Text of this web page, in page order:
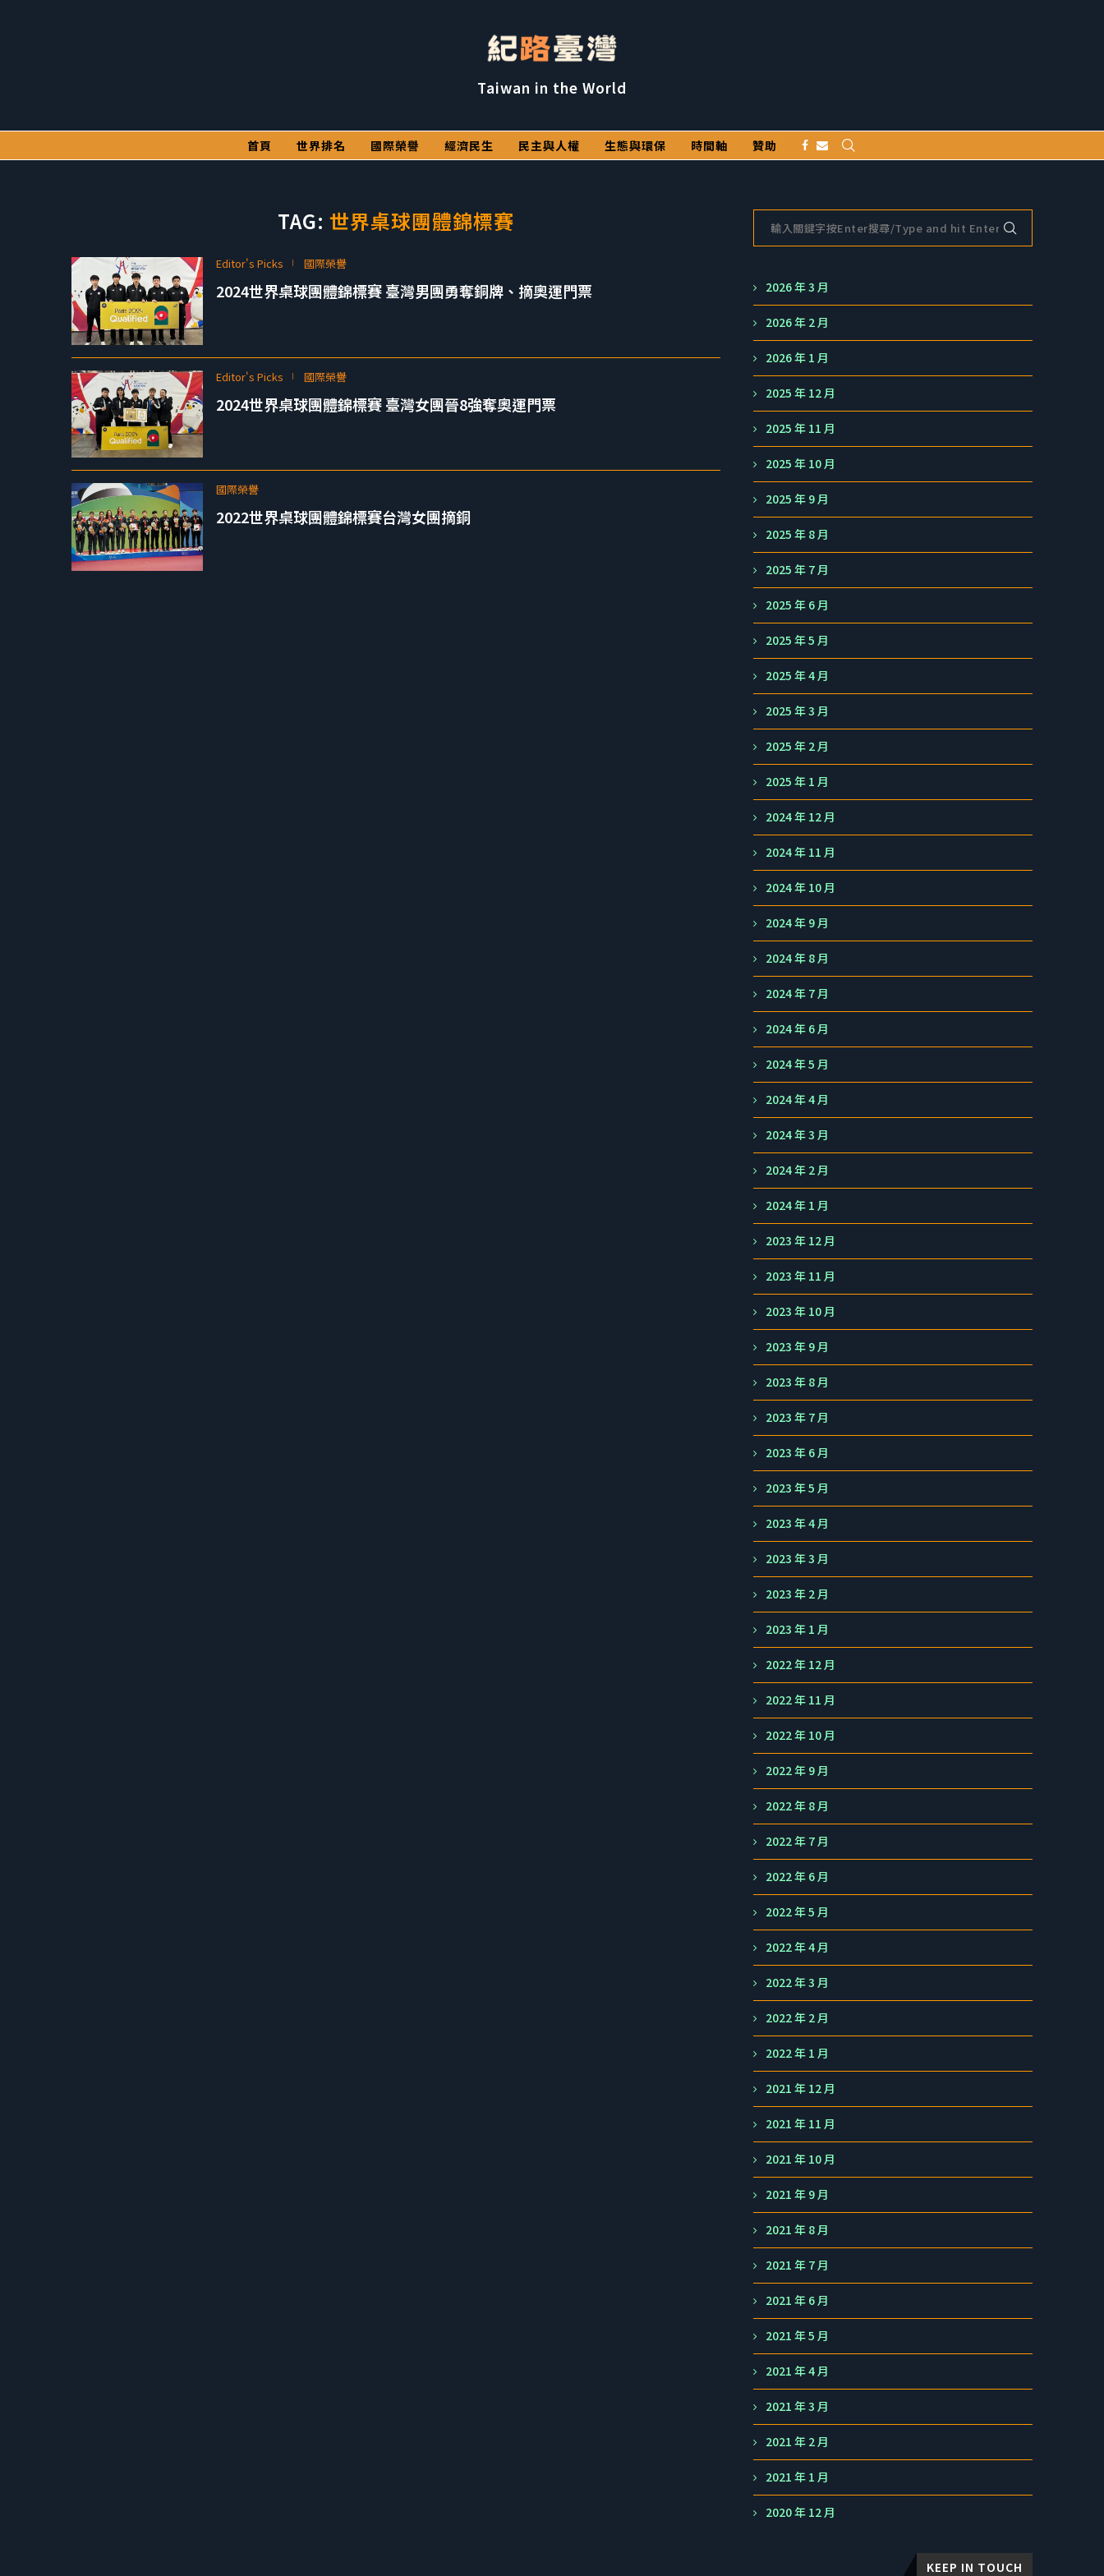
Taiwan in the World
首頁 世界排名 國際榮譽 經濟民生 民主與人權 生態與環保 時間軸 贊助
TAG: 世界桌球團體錦標賽
Editor's Picks 國際榮譽
2024世界桌球團體錦標賽 臺灣男團勇奪銅牌、摘奧運門票
Editor's Picks 國際榮譽
2024世界桌球團體錦標賽 臺灣女團晉8強奪奧運門票
國際榮譽
2022世界桌球團體錦標賽台灣女團摘銅
2026 年 3 月
2026 年 2 月
2026 年 1 月
2025 年 12 月
2025 年 11 月
2025 年 10 月
2025 年 9 月
2025 年 8 月
2025 年 7 月
2025 年 6 月
2025 年 5 月
2025 年 4 月
2025 年 3 月
2025 年 2 月
2025 年 1 月
2024 年 12 月
2024 年 11 月
2024 年 10 月
2024 年 9 月
2024 年 8 月
2024 年 7 月
2024 年 6 月
2024 年 5 月
2024 年 4 月
2024 年 3 月
2024 年 2 月
2024 年 1 月
2023 年 12 月
2023 年 11 月
2023 年 10 月
2023 年 9 月
2023 年 8 月
2023 年 7 月
2023 年 6 月
2023 年 5 月
2023 年 4 月
2023 年 3 月
2023 年 2 月
2023 年 1 月
2022 年 12 月
2022 年 11 月
2022 年 10 月
2022 年 9 月
2022 年 8 月
2022 年 7 月
2022 年 6 月
2022 年 5 月
2022 年 4 月
2022 年 3 月
2022 年 2 月
2022 年 1 月
2021 年 12 月
2021 年 11 月
2021 年 10 月
2021 年 9 月
2021 年 8 月
2021 年 7 月
2021 年 6 月
2021 年 5 月
2021 年 4 月
2021 年 3 月
2021 年 2 月
2021 年 1 月
2020 年 12 月
KEEP IN TOUCH